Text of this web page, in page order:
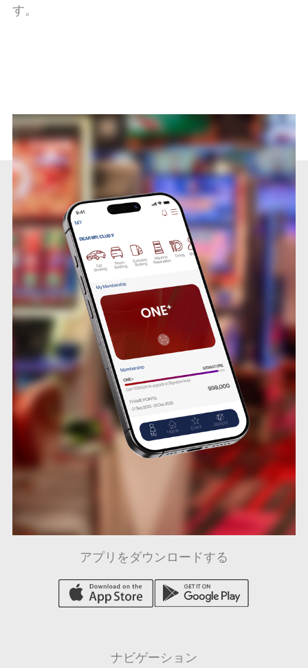
/ / /
す。
ナビゲーション
アプリをダウンロードする